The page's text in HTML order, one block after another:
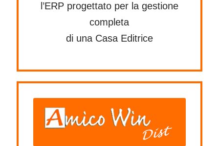
l’ERP progettato per la gestione
completa
di una Casa Editrice